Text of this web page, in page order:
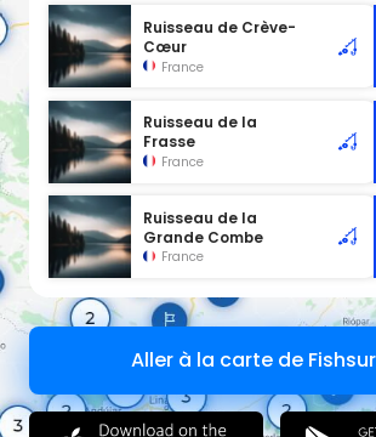
Ruisseau de Crève-
Cœur
France
Ruisseau de la
Frasse
France
Ruisseau de la
Grande Combe
France
Aller à la carte de